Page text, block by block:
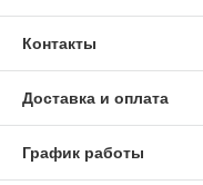
Контакты
Доставка и оплата
График работы